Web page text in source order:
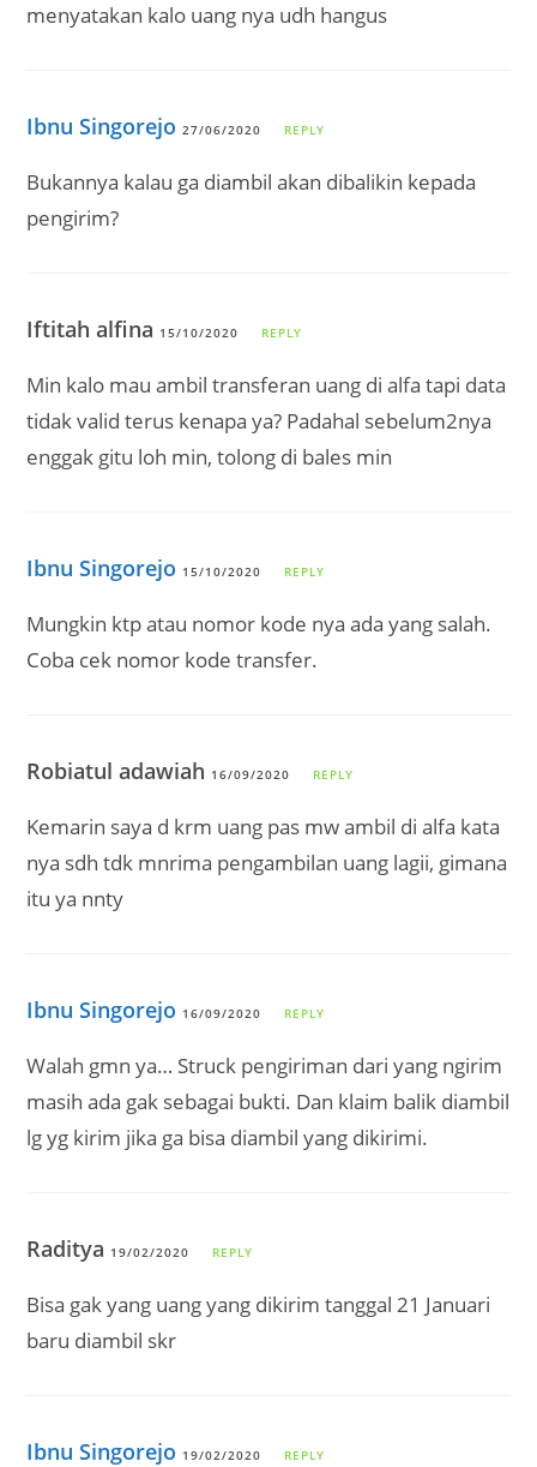
menyatakan kalo uang nya udh hangus
Ibnu Singorejo 27/06/2020 REPLY
Bukannya kalau ga diambil akan dibalikin kepada
pengirim?
Iftitah alfina 15/10/2020 REPLY
Min kalo mau ambil transferan uang di alfa tapi data
tidak valid terus kenapa ya? Padahal sebelum2nya
enggak gitu loh min, tolong di bales min
Ibnu Singorejo 15/10/2020 REPLY
Mungkin ktp atau nomor kode nya ada yang salah.
Coba cek nomor kode transfer.
Robiatul adawiah 16/09/2020 REPLY
Kemarin saya d krm uang pas mw ambil di alfa kata
nya sdh tdk mnrima pengambilan uang lagii, gimana
itu ya nnty
Ibnu Singorejo 16/09/2020 REPLY
Walah gmn ya… Struck pengiriman dari yang ngirim
masih ada gak sebagai bukti. Dan klaim balik diambil
lg yg kirim jika ga bisa diambil yang dikirimi.
Raditya 19/02/2020 REPLY
Bisa gak yang uang yang dikirim tanggal 21 Januari
baru diambil skr
Ibnu Singorejo 19/02/2020 REPLY